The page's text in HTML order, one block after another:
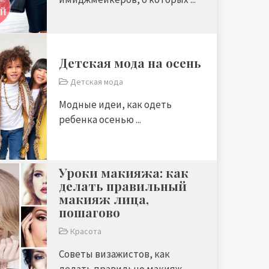
Детская мода на осень
Детская мода
Модные идеи, как одеть
ребенка осенью ...
Уроки макияжа: как
делать правильный
макияж лица,
пошагово
Красота
Советы визажистов, как